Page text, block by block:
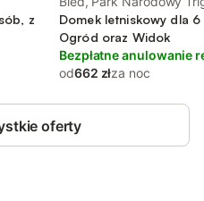
z
Domek letniskowy dla
Ogród oraz Widok
Bezpłatne anulowanie
od662 złza noc
oferty